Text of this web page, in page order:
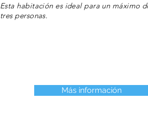
Esta habitación es ideal para un máximo
tres personas.
Más información